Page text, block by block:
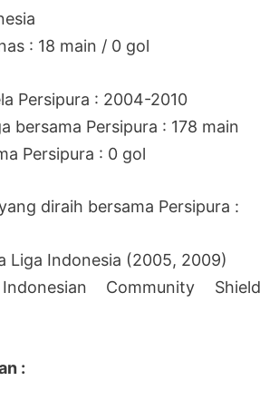
: 18 main / 0 gol
Persipura : 2004-2010
bersama Persipura : 178 main
Persipura : 0 gol
diraih bersama Persipura :
Liga Indonesia (2005, 2009)
Community Shield
: